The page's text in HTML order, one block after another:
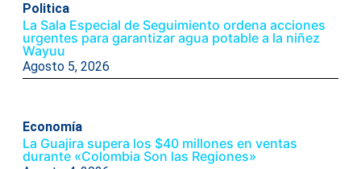
Politica
La Sala Especial de Seguimiento ordena acciones
urgentes para garantizar agua potable a la niñez
Wayuu
Agosto 5, 2026
Economía
La Guajira supera los $40 millones en ventas
durante «Colombia Son las Regiones»